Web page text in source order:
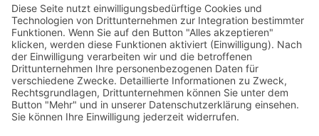
Feuerwehrspind PRO
Preis auf Anfrage
mehr erfahren